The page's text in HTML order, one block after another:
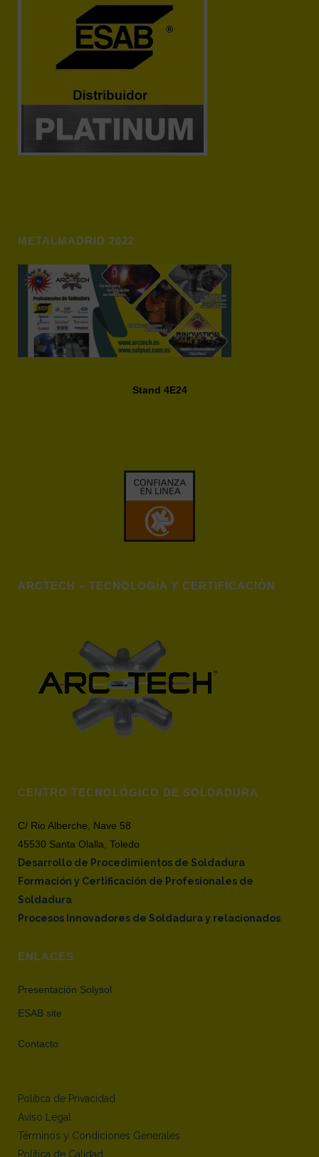
METALMADRID 2022
Stand 4E24
ARCTECH – TECNOLOGÍA Y CERTIFICACIÓN
CENTRO TECNOLÓGICO DE SOLDADURA
C/ Rio Alberche, Nave 58
45530 Santa Olalla, Toledo
Desarrollo de Procedimientos de Soldadura
Formación y Certificación de Profesionales de
Soldadura
Procesos Innovadores de Soldadura y relacionados
ENLACES
Presentación Solysol
ESAB site
Contacto
Política de Privacidad
Aviso Legal
Términos y Condiciones Generales
Política de Calidad